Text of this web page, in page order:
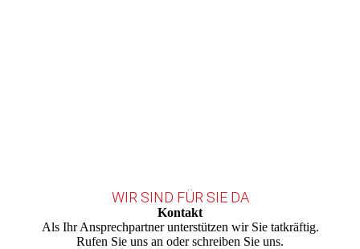
WIR SIND FÜR SIE DA
Kontakt
Als Ihr Ansprechpartner unterstützen wir Sie tatkräftig.
Rufen Sie uns an oder schreiben Sie uns.